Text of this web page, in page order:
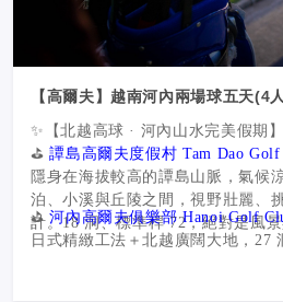
【高爾夫】越南河內兩場球五天(4
✨【北越高球 · 河內山水完美假期
⛳譚島高爾夫度假村 Tam Dao Golf
隱身在海拔較高的譚島山脈，氣候
泊、小溪與丘陵之間，視野壯麗、
計。18 洞、標準桿 72，絕對是風
⛳河內高爾夫俱樂部 Hanoi Golf
日式精緻工法＋北越廣闊大地，27
標準桿 72 的配置迎賓。球道長達